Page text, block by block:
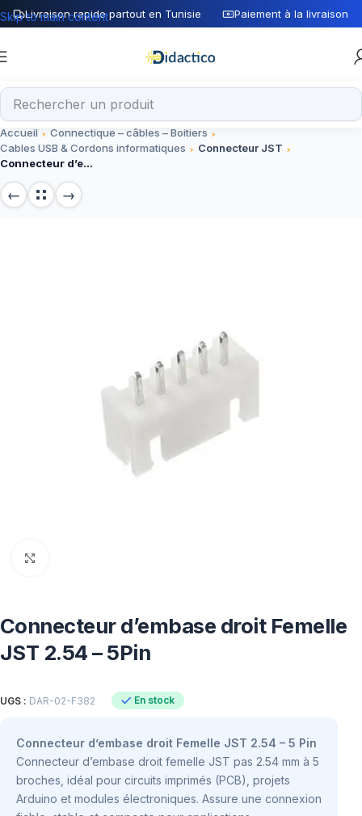
Livraison rapide partout en Tunisie Paiement à la livraison
Skip to main content
Accueil
Connectique – câbles – Boitiers
Cables USB & Cordons informatiques
Connecteur JST
Connecteur d’embase droit Femelle JST 2.54 – 5Pin
Connecteur d’embase droit Femelle
JST 2.54 – 5Pin
UGS : DAR-02-F382 En stock
Connecteur d’embase droit Femelle JST 2.54 – 5 Pin
Connecteur d’embase droit femelle JST pas 2.54 mm à 5
broches, idéal pour circuits imprimés (PCB), projets
Arduino et modules électroniques. Assure une connexion